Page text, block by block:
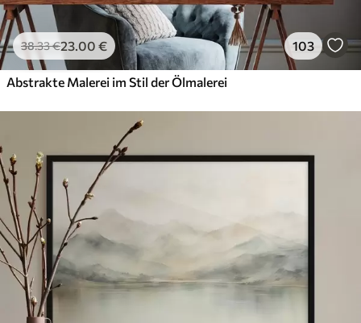
38.33€23.00 € 103
Abstrakte Malerei im Stil der Ölmalerei